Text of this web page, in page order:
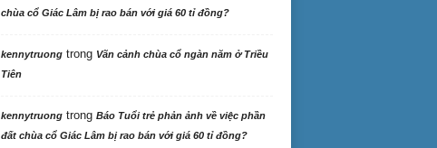
chùa cổ Giác Lâm bị rao bán với giá 60 tỉ đồng?
kennytruongtrong Vãn cảnh chùa cổ ngàn năm ở Triều
Tiên
kennytruongtrong Báo Tuổi trẻ phản ảnh về việc phần
đất chùa cổ Giác Lâm bị rao bán với giá 60 tỉ đồng?